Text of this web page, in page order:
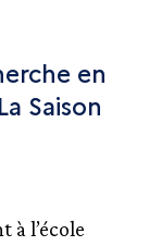
en
Saison
à l’école